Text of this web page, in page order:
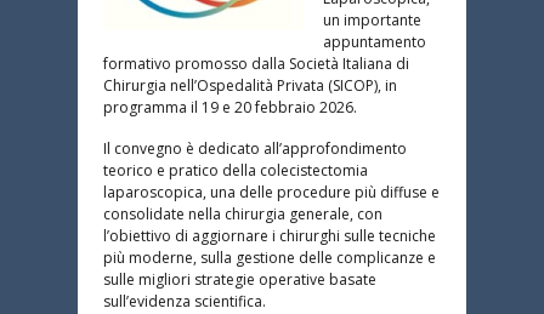
un importante
appuntamento
formativo promosso dalla Società Italiana di
Chirurgia nell’Ospedalità Privata (SICOP), in
programma il 19 e 20 febbraio 2026.
Il convegno è dedicato all’approfondimento
teorico e pratico della colecistectomia
laparoscopica, una delle procedure più diffuse e
consolidate nella chirurgia generale, con
l’obiettivo di aggiornare i chirurghi sulle tecniche
più moderne, sulla gestione delle complicanze e
sulle migliori strategie operative basate
sull’evidenza scientifica.